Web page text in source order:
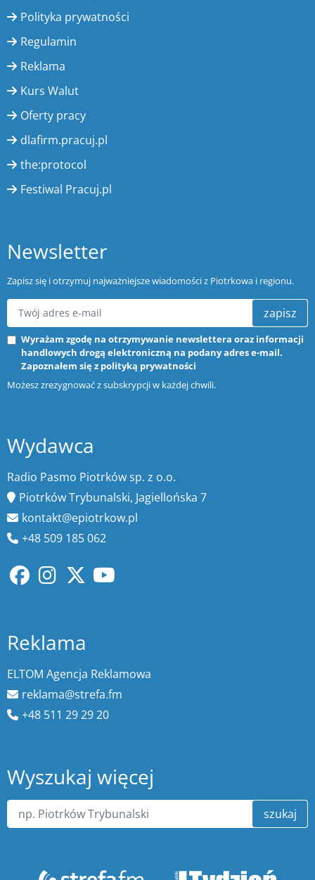
Polityka prywatności
Regulamin
Reklama
Kurs Walut
Oferty pracy
dlafirm.pracuj.pl
the:protocol
Festiwal Pracuj.pl
Newsletter
Zapisz się i otrzymuj najważniejsze wiadomości z Piotrkowa i regionu.
zapisz
Wyrażam zgodę na otrzymywanie newslettera oraz informacji
handlowych drogą elektroniczną na podany adres e-mail.
Zapoznałem się z polityką prywatności
Możesz zrezygnować z subskrypcji w każdej chwili.
Wydawca
Radio Pasmo Piotrków sp. z o.o.
Piotrków Trybunalski, Jagiellońska 7
kontakt@epiotrkow.pl
+48 509 185 062
Reklama
ELTOM Agencja Reklamowa
reklama@strefa.fm
+48 511 29 29 20
Wyszukaj więcej
szukaj